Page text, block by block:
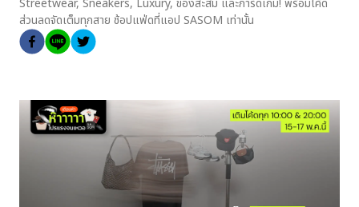
Streetwear, Sneakers, Luxury, ของสะสม และการ์ดเกม! พร้อมโค้ด
ส่วนลดจัดเต็มทุกสาย ช้อปแฟ่ดที่แอป SASOM เท่านั้น